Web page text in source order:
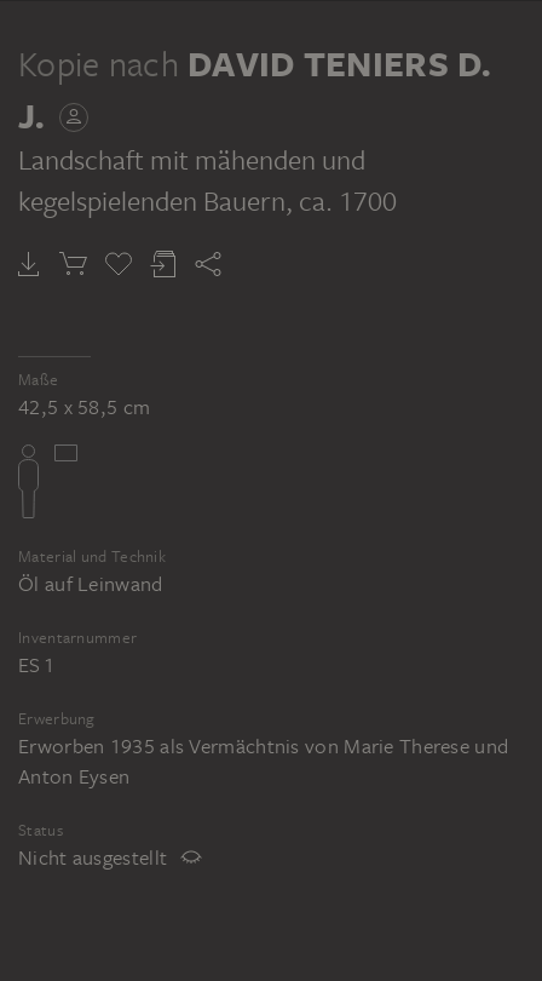
Kopie nach DAVID TENIERS D.
J.
Landschaft mit mähenden und
kegelspielenden Bauern, ca. 1700
Maße
42,5 x 58,5 cm
Material und Technik
Öl auf Leinwand
Inventarnummer
ES 1
Erwerbung
Erworben 1935 als Vermächtnis von Marie Therese und
Anton Eysen
Status
Nicht ausgestellt